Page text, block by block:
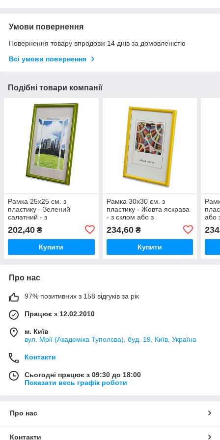
Умови повернення
Повернення товару впродовж 14 днів за домовленістю
Всі умови повернення
Подібні товари компанії
Рамка 25х25 см. з
пластику - Зелений
салатний - з
склом
202,40 ₴
Купити
Рамка 30х30 см. з
пластику - Жовта яскрава
- з склом або з
234,60₴
Купити
або
Про нас
97% позитивних з 158 відгуків за рік
Працює з 12.02.2010
м. Київ
вул. Мрії (Академіка Туполєва), буд. 19, Київ, Україна
Контакти
Сьогодні працює з 09:30 до 18:00
Показати весь графік роботи
Про нас
Контакти